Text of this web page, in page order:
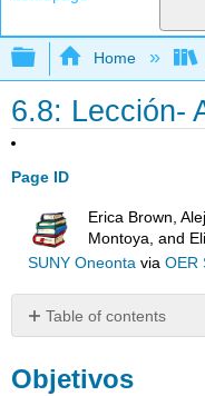
Expand/
Home
6.8: Lección-
Page ID
Erica Brown,
Montoya, and
SUNY Oneontavia OER
Table of contents
Adverbios
Objetivos